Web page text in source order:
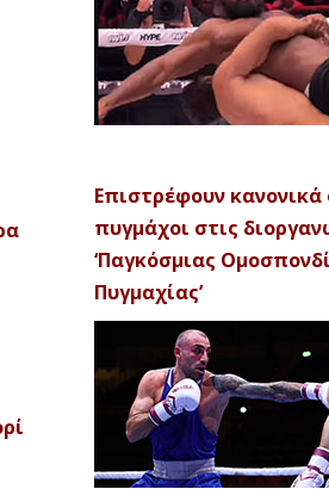
Επιστρέφουν κανονικά
πυγμάχοι στις
‘Παγκόσμιας
Πυγμαχίας’